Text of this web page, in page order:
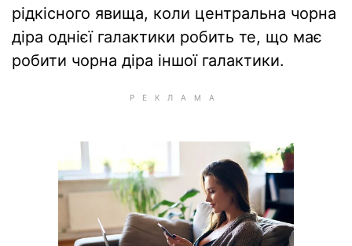
рідкісного явища, коли центральна чорна
діра однієї галактики робить те, що має
робити чорна діра іншої галактики.